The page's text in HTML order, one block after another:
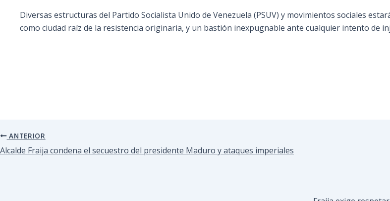
Diversas estructuras del Partido Socialista Unido de Venezuela (PSUV) y movimientos sociales
como ciudad raíz de la resistencia originaria, y un bastión inexpugnable ante cualquier intento de
ANTERIOR
Alcalde Fraija condena el secuestro del presidente Maduro y ataques imperiales